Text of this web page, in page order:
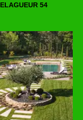
ELAGUEUR 54